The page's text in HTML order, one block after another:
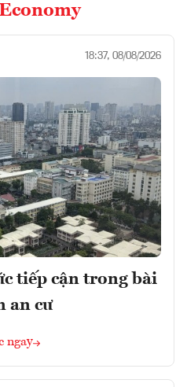
18:37, 08/08/2026
tiếp cận trong bài
an cư
ngay